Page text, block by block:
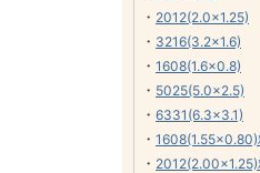
・ 2012(2.0×1.25)
・ 3216(3.2×1.6)
・ 1608(1.6×0.8)
・ 5025(5.0×2.5)
・ 6331(6.3×3.1)
・ 1608(1.55×0.80)
・ 2012(2.00×1.25)